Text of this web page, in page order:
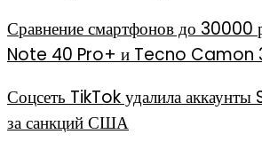
Сравнение смартфонов до 30000
Note 40 Pro+ и Tecno Camon
Соцсеть TikTok удалила
за санкций США